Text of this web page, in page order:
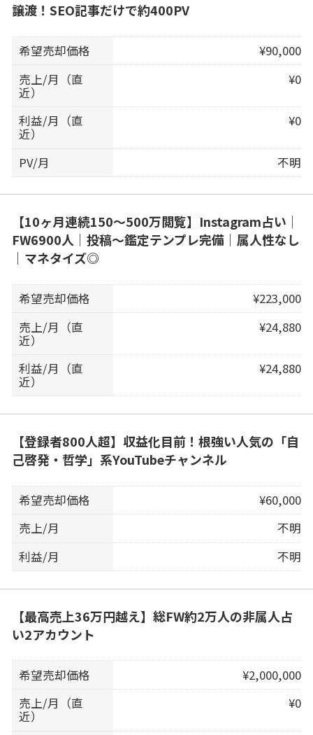
譲渡！SEO記事だけで約400PV
希望売却価格
¥90,000
売上/月（直
近）
¥0
利益/月（直
近）
¥0
PV/月 不明
【10ヶ月連続150〜500万閲覧】Instagram占い｜
FW6900人｜投稿〜鑑定テンプレ完備｜属人性なし
｜マネタイズ◎
希望売却価格
¥223,000
売上/月（直
近）
¥24,880
利益/月（直
近）
¥24,880
【登録者800人超】収益化目前！根強い人気の「自
己啓発・哲学」系YouTubeチャンネル
希望売却価格
¥60,000
売上/月
不明
利益/月
不明
【最高売上36万円越え】総FW約2万人の非属人占
い2アカウント
希望売却価格
¥2,000,000
売上/月（直
近）
¥0